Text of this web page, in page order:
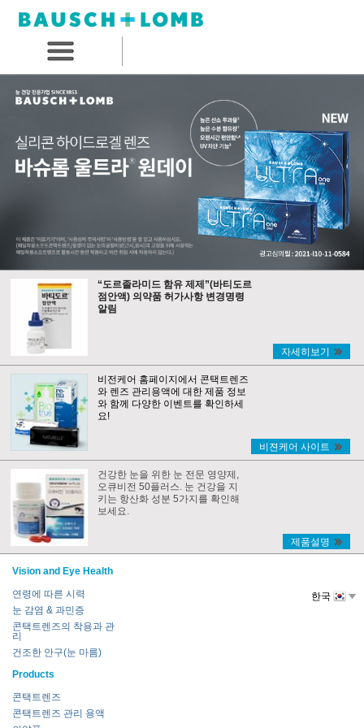
“도르졸라미드 함유 제제”(바티도르
점안액) 의약품 허가사항 변경명령
알림
자세히보기
비전케어 홈페이지에서 콘택트렌즈
와 렌즈 관리용액에 대한 제품 정보
와 함께 다양한 이벤트를 확인하세
요!
비젼케어 사이트
건강한 눈을 위한 눈 전문 영양제,
오큐비전 50플러스. 눈 건강을 지
키는 항산화 성분 5가지를 확인해
보세요.
제품설명
Vision and Eye Health
연령에 따른 시력
눈 감염 & 과민증
콘택트렌즈의 착용과 관
리
건조한 안구(눈 마름)
Products
콘택트렌즈
콘택트렌즈 관리 용액
한국